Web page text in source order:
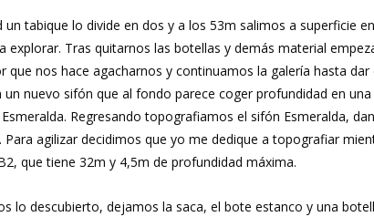
tabique lo divide en dos y a los 53m salimos a superficie
Tras quitarnos las botellas y demás material
nos hace agacharnos y continuamos la galería hasta
nuevo sifón que al fondo parece coger profundidad en
Regresando topografiamos el sifón Esmeralda,
agilizar decidimos que yo me dedique a topografiar
que tiene 32m y 4,5m de profundidad máxima.
lo descubierto, dejamos la saca, el bote estanco y una